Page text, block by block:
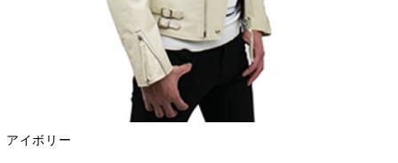
アイボリー